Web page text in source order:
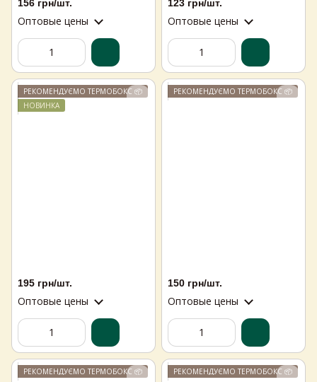
156 грн/шт.
Оптовые цены
123 грн/шт.
Оптовые цены
РЕКОМЕНДУЄМО ТЕРМОБОКС 📦
НОВИНКА
195 грн/шт.
Оптовые цены
РЕКОМЕНДУЄМО ТЕРМОБОКС 📦
150 грн/шт.
Оптовые цены
РЕКОМЕНДУЄМО ТЕРМОБОКС 📦 РЕКОМЕНДУЄМО ТЕРМОБОКС 📦